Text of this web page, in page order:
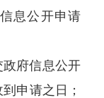
息公开申请
政府信息公开
申请之日；